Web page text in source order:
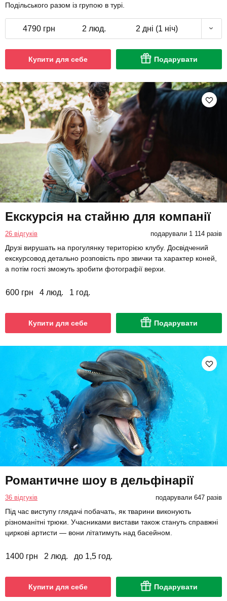
Подільського разом із групою в турі.
4790 грн 2 люд. 2 дні (1 ніч)
Купити для себе Подарувати
Екскурсія на стайню для компанії
26 відгуків подарували 1 114 разів
Друзі вирушать на прогулянку територією клубу. Досвідчений
екскурсовод детально розповість про звички та характер коней,
а потім гості зможуть зробити фотографії верхи.
600 грн 4 люд. 1 год.
Купити для себе Подарувати
Романтичне шоу в дельфінарії
36 відгуків подарували 647 разів
Під час виступу глядачі побачать, як тварини виконують
різноманітні трюки. Учасниками вистави також стануть справжні
циркові артисти — вони літатимуть над басейном.
1400 грн 2 люд. до 1,5 год.
Купити для себе Подарувати